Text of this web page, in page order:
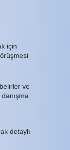
için
ve
detaylı